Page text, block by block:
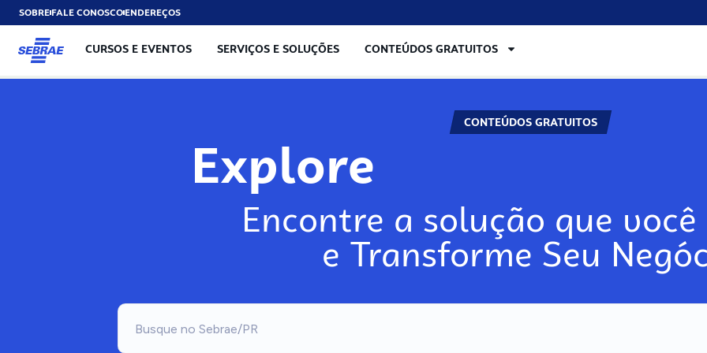
SOBREFALE CONOSCOENDEREÇOS
CURSOS E EVENTOS SERVIÇOS E SOLUÇÕES CONTEÚDOS GRATUITOS
CONTEÚDOS GRATUITOS
Explore
Encontre a solução que você
e Transforme Seu